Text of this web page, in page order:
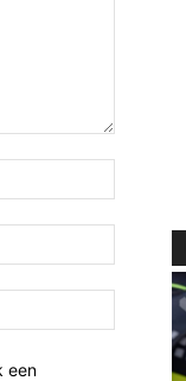
een